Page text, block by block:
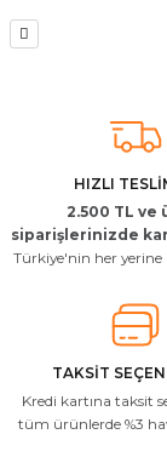
HIZLI
2.500 TL ve
siparişlerinizde
Türkiye'nin her yerine
TAKSİT
Kredi kartına taksit
tüm ürünlerde %3